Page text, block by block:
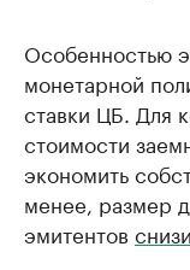
Особенностью
монетарной
ставки ЦБ. Для
стоимости
экономить
менее, размер
эмитентов